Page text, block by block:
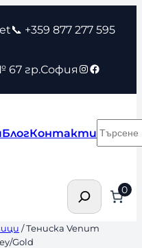
📞 +359 877 277 595
67 гр.София Instagram
Facebook
БлогКонтакти
Търсене 0
/ Тениска Venum
Gold